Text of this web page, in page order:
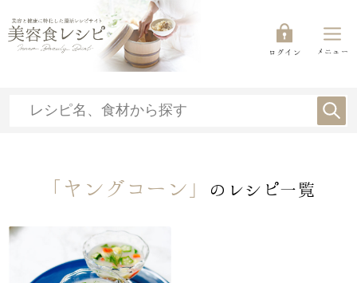
ログイン メニュー
「ヤングコーン」 のレシピ一覧